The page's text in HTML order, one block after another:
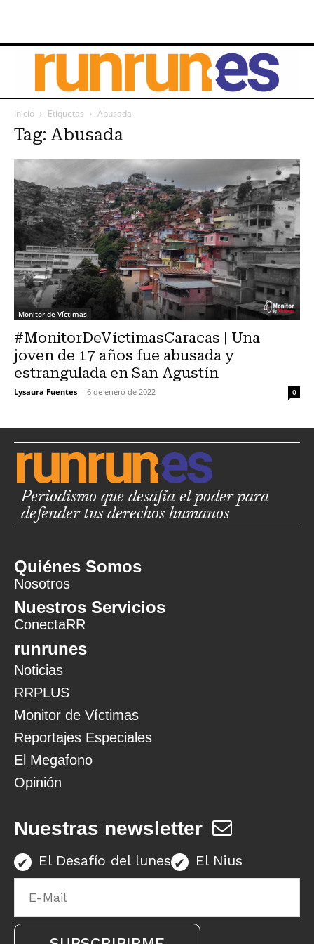
Inicio Etiquetas Abusada
Tag: Abusada
Monitor de Víctimas
#MonitorDeVíctimasCaracas | Una
joven de 17 años fue abusada y
estrangulada en San Agustín
Lysaura Fuentes - 6 de enero de 2022 0
Periodismo que desafía el poder para
defender tus derechos humanos
Quiénes Somos
Nosotros
Nuestros Servicios
ConectaRR
runrunes
Noticias
RRPLUS
Monitor de Víctimas
Reportajes Especiales
El Megafono
Opinión
Nuestras newsletter
El Desafío del lunes El Nius